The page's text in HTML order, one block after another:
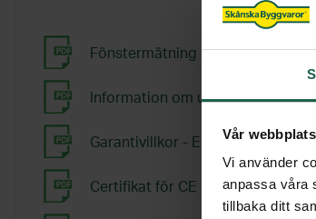
Vår
Vi använder
anpassa våra
tillbaka ditt
Fönstermätning
Information om utvändig kondens
Garantivillkor - Energi fönster
Certifikat för CE märkning -